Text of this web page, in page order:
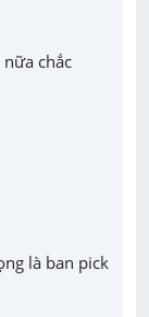
chắc
là ban pick